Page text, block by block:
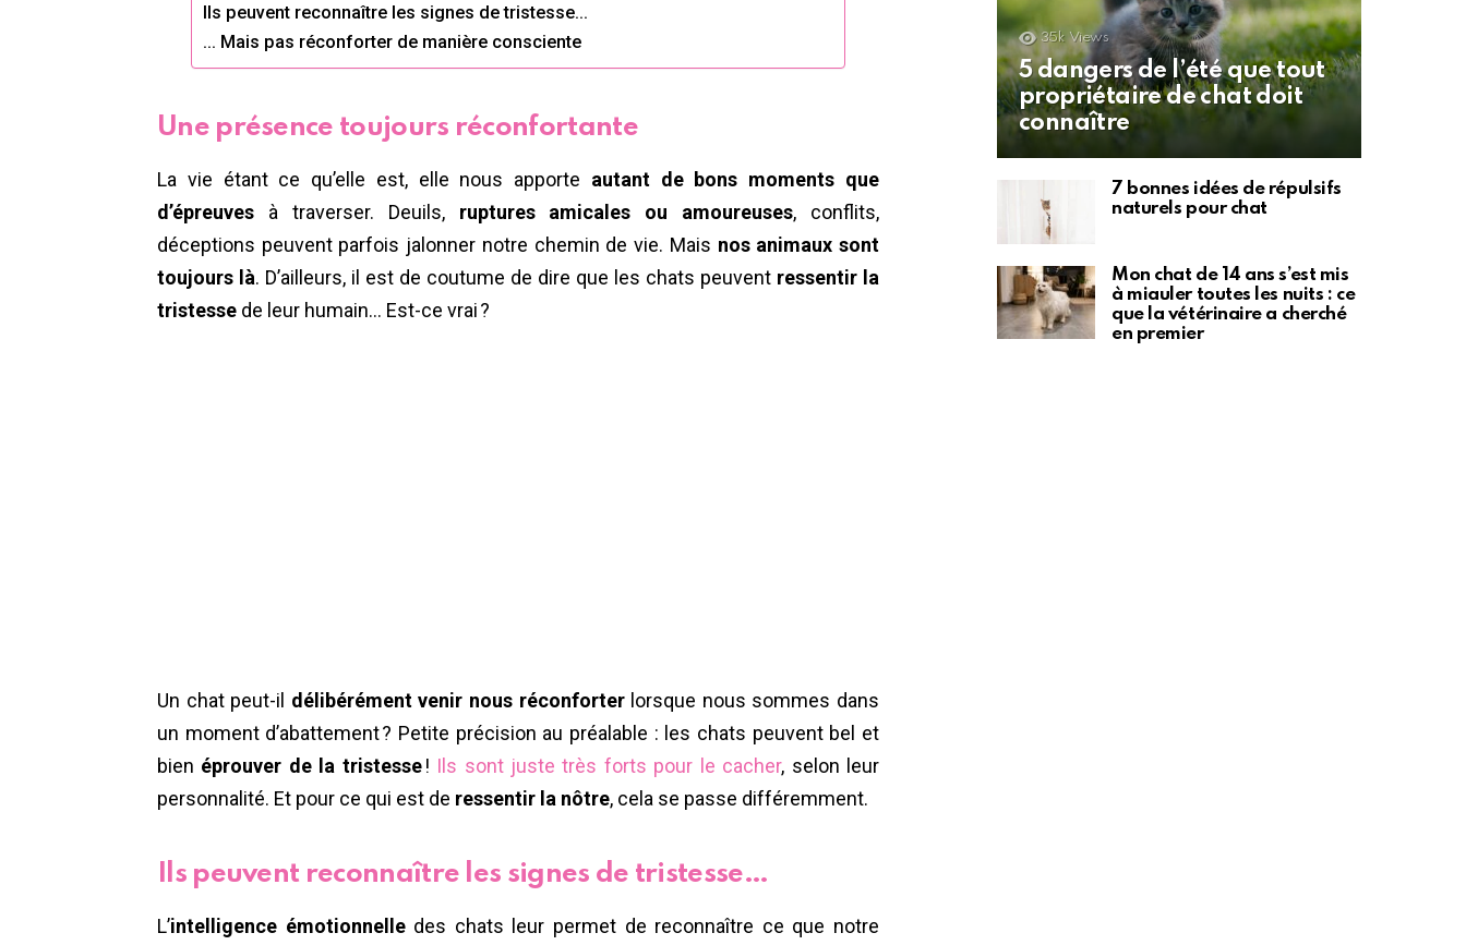
Ils peuvent reconnaître les signes de tristesse…
… Mais pas réconforter de manière consciente
Une présence toujours réconfortante
La vie étant ce qu’elle est, elle nous apporte autant de bons moments que
d’épreuves à traverser. Deuils, ruptures amicales ou amoureuses, conflits,
déceptions peuvent parfois jalonner notre chemin de vie. Mais nos animaux sont
toujours là. D’ailleurs, il est de coutume de dire que les chats peuvent ressentir la
tristesse de leur humain… Est-ce vrai ?
Un chat peut-il délibérément venir nous réconforterlorsque nous sommes dans
un moment d’abattement ? Petite précision au préalable : les chats peuvent bel et
bien éprouver de la tristesse! Ils sont juste très forts pour le cacher, selon leur
personnalité. Et pour ce qui est de ressentir la nôtre, cela se passe différemment.
Ils peuvent reconnaître les signes de tristesse…
L’intelligence émotionnelledes chats leur permet de reconnaître ce que notre
35k Views
5 dangers de l’été que tout
propriétaire de chat doit
connaître
7 bonnes idées de répulsifs
naturels pour chat
Mon chat de 14 ans s’est mis
à miauler toutes les nuits : ce
que la vétérinaire a cherché
en premier